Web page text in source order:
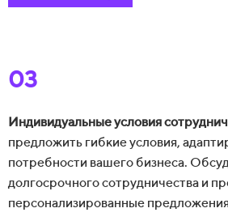
03
Индивидуальные условия
предложить гибкие условия,
потребности вашего бизнеса.
долгосрочного сотрудничества и
персонализированные